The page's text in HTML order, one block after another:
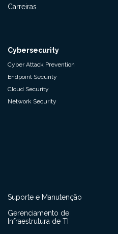
Carreiras
Cybersecurity
Cyber Attack Prevention
Endpoint Security
Cloud Security
Network Security
Suporte e Manutenção
Gerenciamento de
Infraestrutura de TI